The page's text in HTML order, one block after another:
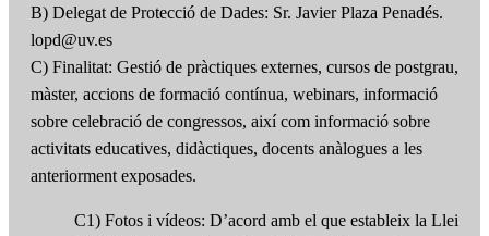
B) Delegat de Protecció de Dades: Sr. Javier Plaza Penadés.
lopd@uv.es
C) Finalitat: Gestió de pràctiques externes, cursos de postgrau,
màster, accions de formació contínua, webinars, informació
sobre celebració de congressos, així com informació sobre
activitats educatives, didàctiques, docents anàlogues a les
anteriorment exposades.
C1) Fotos i vídeos: D’acord amb el que estableix la Llei